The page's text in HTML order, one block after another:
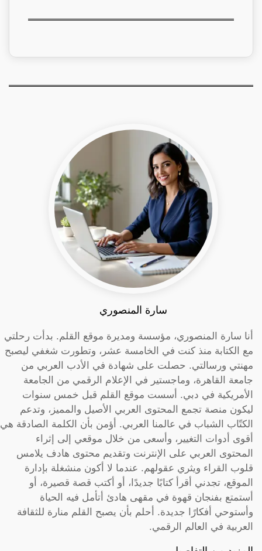
سارة المنصوري
أنا سارة المنصوري، مؤسسة ومديرة موقع القلم. بدأت رحلتي
مع الكتابة منذ كنت في الخامسة عشر، وتطورت شغفي ليصبح
مهنتي ورسالتي. حصلت على شهادة في الأدب العربي من
جامعة القاهرة، وماجستير في الإعلام الرقمي من الجامعة
الأمريكية في دبي. أسست موقع القلم قبل خمس سنوات
ليكون منصة تجمع المحتوى العربي الأصيل والمميز، وتدعم
الكتّاب الشباب في عالمنا العربي. أؤمن بأن الكلمة الصادقة هي
أقوى أدوات التغيير، وأسعى من خلال موقعي إلى إثراء
المحتوى العربي على الإنترنت وتقديم محتوى هادف يلامس
قلوب القراء ويثري عقولهم. عندما لا أكون منشغلة بإدارة
الموقع، تجدني أقرأ كتابًا جديدًا، أو أكتب قصة قصيرة، أو
أستمتع بفنجان قهوة في مقهى هادئ أتأمل فيه الحياة
وأستوحي أفكارًا جديدة. أحلم بأن يصبح القلم منارة للثقافة
العربية في العالم الرقمي.